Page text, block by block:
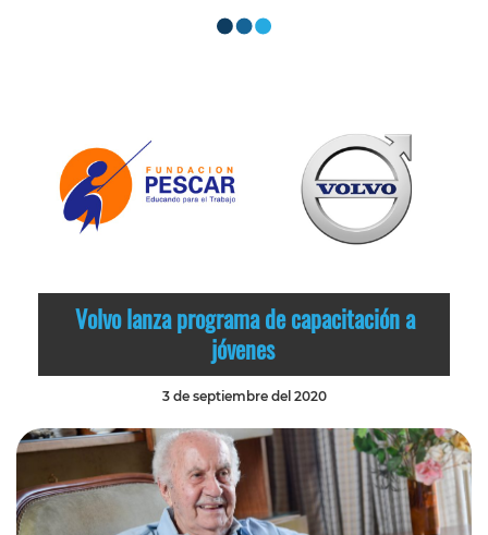
Volvo lanza programa de capacitación a
jóvenes
3 de septiembre del 2020